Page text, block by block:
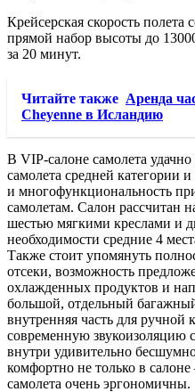
Крейсерская скорость полета
прямой набор высоты до
за 20 минут.
Читайте также Аренда
Cheyenne в Исландию
В VIP-салоне самолета
самолета средней категории
и многофункциональность
самолетам. Салон рассчитан
шестью мягкими креслами и
необходимости средние 4
Также стоит упомянуть
отсеки, возможность
охлажденных продуктов и
большой, отдельный
внутренняя часть для ручной
современную звукоизоляцию
внутри удивительно
комфортно не только в
самолета очень эргономичны.